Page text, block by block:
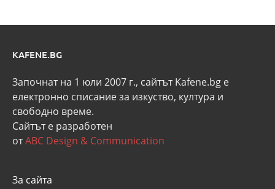
KAFENE.BG
Започнат на 1 юли 2007 г., сайтът Kafene.bg e
eлектронно списание за изкуство, култура и
свободно време.
Сайтът е разработен
отABC Design & Communication
За сайта